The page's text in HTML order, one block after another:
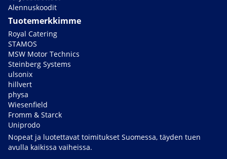
Alennuskoodit
Tuotemerkkimme
Royal Catering
STAMOS
MSW Motor Technics
Steinberg Systems
ulsonix
hillvert
physa
Wiesenfield
Fromm & Starck
Uniprodo
Nopeat ja luotettavat toimitukset Suomessa, täyden tuen
avulla kaikissa vaiheissa.